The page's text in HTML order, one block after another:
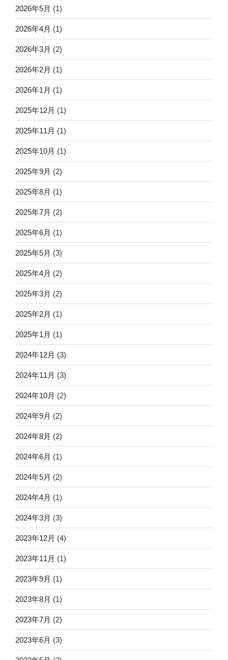
2026年5月 (1)
2026年4月 (1)
2026年3月 (2)
2026年2月 (1)
2026年1月 (1)
2025年12月 (1)
2025年11月 (1)
2025年10月 (1)
2025年9月 (2)
2025年8月 (1)
2025年7月 (2)
2025年6月 (1)
2025年5月 (3)
2025年4月 (2)
2025年3月 (2)
2025年2月 (1)
2025年1月 (1)
2024年12月 (3)
2024年11月 (3)
2024年10月 (2)
2024年9月 (2)
2024年8月 (2)
2024年6月 (1)
2024年5月 (2)
2024年4月 (1)
2024年3月 (3)
2023年12月 (4)
2023年11月 (1)
2023年9月 (1)
2023年8月 (1)
2023年7月 (2)
2023年6月 (3)